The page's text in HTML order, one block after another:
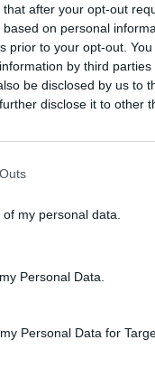
after your opt-out
on personal
prior to your opt-out.
by third parties
be disclosed by us to
disclose it to other
my personal data.
Personal Data.
Personal Data for
konferencija
– priekabiavimas,